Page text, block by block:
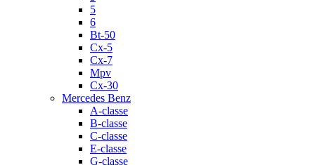
5
6
Bt-50
Cx-5
Cx-7
Mpv
Cx-30
Mercedes Benz
A-classe
B-classe
C-classe
E-classe
G-classe